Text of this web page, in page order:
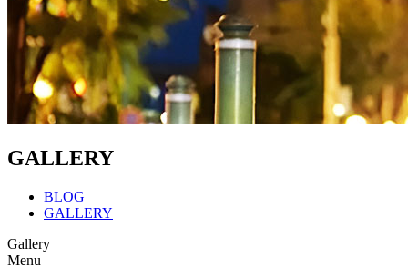
GALLERY
BLOG
GALLERY
Gallery
Menu